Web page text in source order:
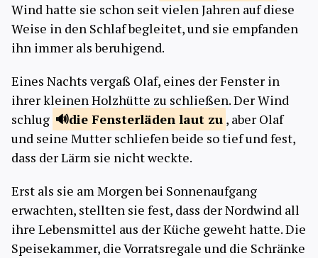
Wind hatte sie schon seit vielen Jahren auf diese
Weise in den Schlaf begleitet, und sie empfanden
ihn immer als beruhigend.
Eines Nachts vergaß Olaf, eines der Fenster in
ihrer kleinen Holzhütte zu schließen. Der Wind
schlug
die Fensterläden laut zu , aber Olaf
und seine Mutter schliefen beide so tief und fest,
dass der Lärm sie nicht weckte.
Erst als sie am Morgen bei Sonnenaufgang
erwachten, stellten sie fest, dass der Nordwind all
ihre Lebensmittel aus der Küche geweht hatte. Die
Speisekammer, die Vorratsregale und die Schränke